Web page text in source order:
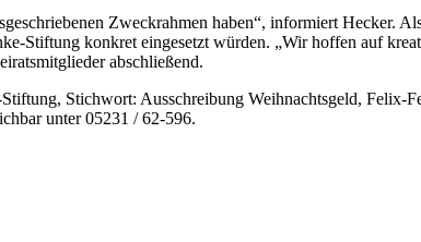
Zweckrahmen haben“, informiert Hecker.
Stiftung konkret eingesetzt würden. „Wir hoffen auf
abschließend.
Stichwort: Ausschreibung Weihnachtsgeld, Felix-
unter 05231 / 62-596.